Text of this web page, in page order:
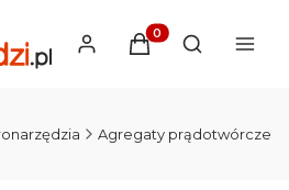
Produkty w
Otwórz
Agregaty prądotwórcze